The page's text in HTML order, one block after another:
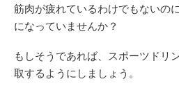
筋肉が疲れているわけでもないの
になっていませんか？
もしそうであれば、スポーツドリ
取するようにしましょう。